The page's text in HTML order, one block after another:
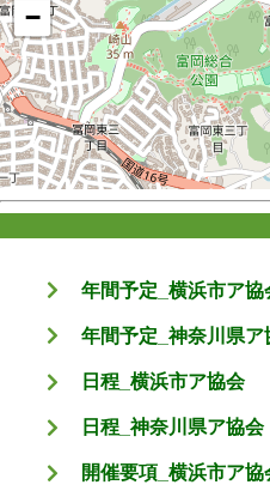
−
年間予定_横浜市ア協
年間予定_神奈川県ア
日程_横浜市ア協会
日程_神奈川県ア協会
開催要項_横浜市ア協